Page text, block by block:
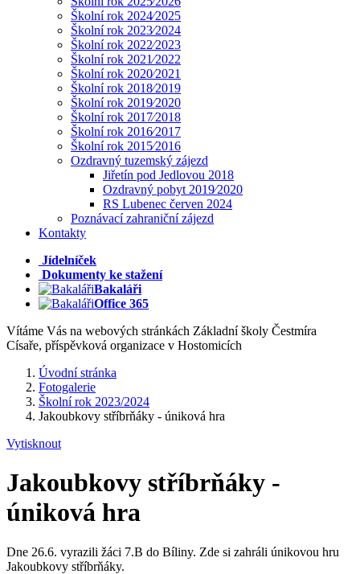
Školní rok 2024⁄2025
Školní rok 2023⁄2024
Školní rok 2022⁄2023
Školní rok 2021⁄2022
Školní rok 2020⁄2021
Školní rok 2018⁄2019
Školní rok 2019⁄2020
Školní rok 2017⁄2018
Školní rok 2016⁄2017
Školní rok 2015⁄2016
Ozdravný tuzemský zájezd
Jiřetín pod Jedlovou 2018
Ozdravný pobyt 2019⁄2020
RS Lubenec červen 2024
Poznávací zahraniční zájezd
Kontakty
Jídelníček
Dokumenty ke stažení
Bakaláři
Office 365
Vítáme Vás na webových stránkách Základní školy Čestmíra
Císaře, příspěvková organizace v Hostomicích
Úvodní stránka
Fotogalerie
Školní rok 2023/2024
Jakoubkovy stříbrňáky - úniková hra
Vytisknout
Jakoubkovy stříbrňáky -
úniková hra
Dne 26.6. vyrazili žáci 7.B do Bíliny. Zde si zahráli únikovou hru
Jakoubkovy stříbrňáky.